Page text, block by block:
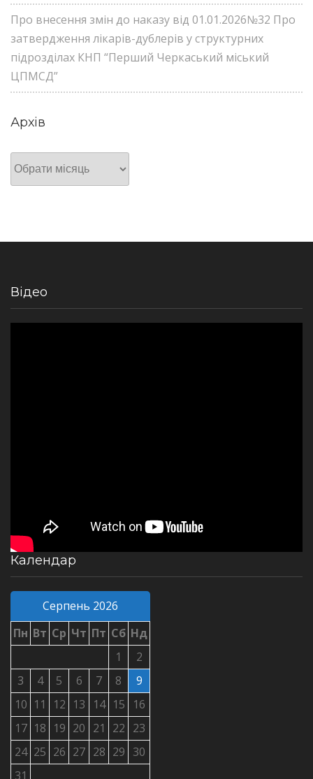
Про внесення змін до наказу від 01.01.2026№32 Про
затвердження лікарів-дублерів у структурних
підрозділах КНП “Перший Черкаський міський
ЦПМСД”
Архів
Архів
Відео
Календар
Серпень 2026
Пн Вт Ср Чт Пт Сб Нд
1
2
3
4 5 6 7 8
9
10 11 12 13 14 15
16
17 18 19 20 21 22 23
24 25 26 27 28 29 30
31